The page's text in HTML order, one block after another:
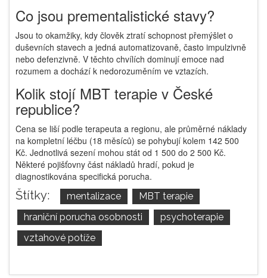
Co jsou prementalistické stavy?
Jsou to okamžiky, kdy člověk ztratí schopnost přemýšlet o
duševních stavech a jedná automatizovaně, často impulzivně
nebo defenzivně. V těchto chvílích dominují emoce nad
rozumem a dochází k nedorozuměním ve vztazích.
Kolik stojí MBT terapie v České
republice?
Cena se liší podle terapeuta a regionu, ale průměrné náklady
na kompletní léčbu (18 měsíců) se pohybují kolem 142 500
Kč. Jednotlivá sezení mohou stát od 1 500 do 2 500 Kč.
Některé pojišťovny část nákladů hradí, pokud je
diagnostikována specifická porucha.
Štítky: mentalizace
MBT terapie
hraniční porucha osobnosti
psychoterapie
vztahové potíže